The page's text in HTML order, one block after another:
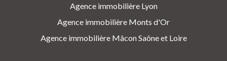
Agence immobilière Lyon
Agence immobilière Monts d'Or
Agence immobilière Mâcon Saône et Loire